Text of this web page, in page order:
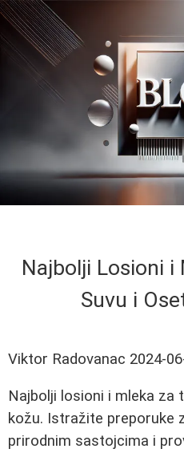
Najbolji Losioni i
Suvu i
Viktor Radovanac 2024-
Najbolji losioni i mleka za
kožu. Istražite preporuke
prirodnim sastojcima i